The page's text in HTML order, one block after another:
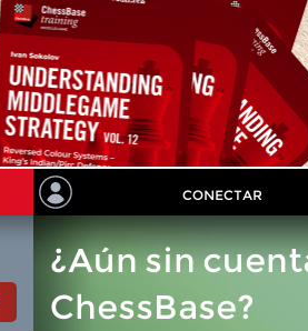
CONECTAR
¿Aún sin
ChessBase?